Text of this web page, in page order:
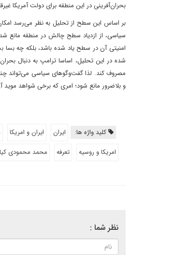
بحران‌آفرینی در این منطقه برای دولت آمریکا
بر اساس این سطح از تحلیل به نظر می‌رسد
سیاسی، از ازدیاد سطح چالش در منطقه مانع
امنیتی آن در سطح یاد شده باشد، بلکه چه بسا
شده در این تحلیل، اساسا ترامپ به دنبال
مصروف کند. لذا گفت‌وگوهای سیاسی می‌تواند
و بلاضرور مانع شود؛ امری که برخی شواهد
کلید واژه ها: ایران ایران و امریکا
امریکا و روسیه
تعرفه محمد محمودی کیا
نظر شما :